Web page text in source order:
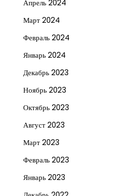
Апрель 2024
Март 2024
Февраль 2024
Январь 2024
Декабрь 2023
Ноябрь 2023
Октябрь 2023
Август 2023
Март 2023
Февраль 2023
Январь 2023